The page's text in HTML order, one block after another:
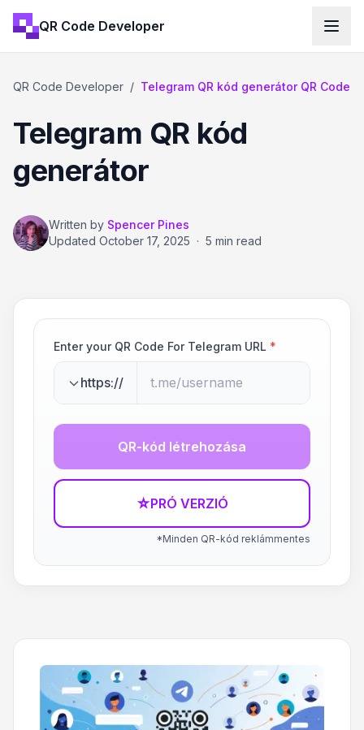
QR Code Developer
QR Code Developer / Telegram QR kód generátor QR Code
Telegram QR kód
generátor
Written by Spencer Pines
Updated October 17, 2025 · 5 min read
Enter your QR Code For Telegram URL *
https://
QR-kód létrehozása
☆PRÓ VERZIÓ
*Minden QR-kód reklámmentes